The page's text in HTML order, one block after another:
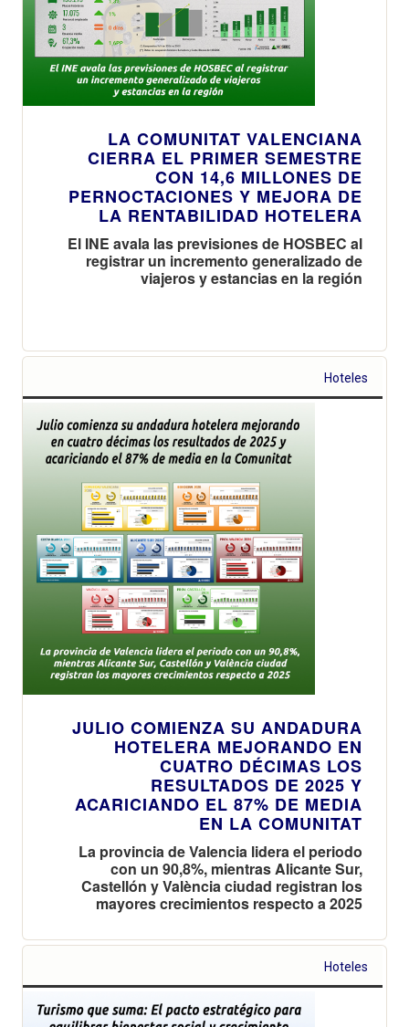
LA COMUNITAT VALENCIANA
CIERRA EL PRIMER SEMESTRE
CON 14,6 MILLONES DE
PERNOCTACIONES Y MEJORA DE
LA RENTABILIDAD HOTELERA
El INE avala las previsiones de HOSBEC al
registrar un incremento generalizado de
viajeros y estancias en la región
Hoteles
JULIO COMIENZA SU ANDADURA
HOTELERA MEJORANDO EN
CUATRO DÉCIMAS LOS
RESULTADOS DE 2025 Y
ACARICIANDO EL 87% DE MEDIA
EN LA COMUNITAT
La provincia de Valencia lidera el periodo
con un 90,8%, mientras Alicante Sur,
Castellón y València ciudad registran los
mayores crecimientos respecto a 2025
Hoteles